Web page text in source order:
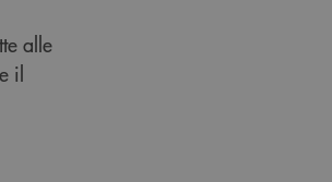
alle
il